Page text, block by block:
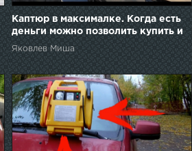
Каптюр в максималке. Когда есть
деньги можно позволить купить и
это.
Яковлев Миша